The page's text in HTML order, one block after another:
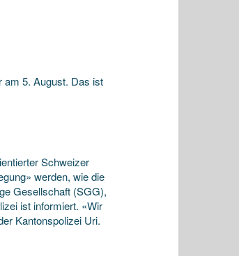
am 5. August. Das ist
Schweizer
werden, wie die
Gesellschaft (SGG),
ist informiert. «Wir
Kantonspolizei Uri.